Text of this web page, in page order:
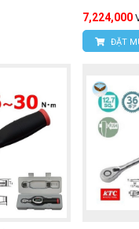
7,224,000
ĐẶT